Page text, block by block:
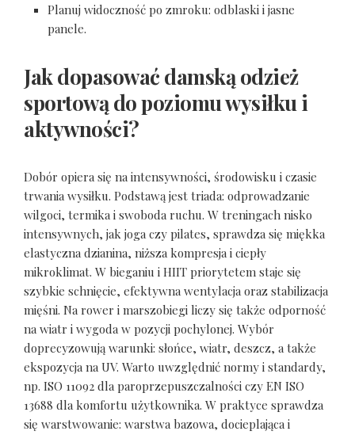
Planuj widoczność po zmroku: odblaski i jasne
panele.
Jak dopasować damską odzież
sportową do poziomu wysiłku i
aktywności?
Dobór opiera się na intensywności, środowisku i czasie
trwania wysiłku. Podstawą jest triada: odprowadzanie
wilgoci, termika i swoboda ruchu. W treningach nisko
intensywnych, jak joga czy pilates, sprawdza się miękka
elastyczna dzianina, niższa kompresja i ciepły
mikroklimat. W bieganiu i HIIT priorytetem staje się
szybkie schnięcie, efektywna wentylacja oraz stabilizacja
mięśni. Na rower i marszobiegi liczy się także odporność
na wiatr i wygoda w pozycji pochylonej. Wybór
doprecyzowują warunki: słońce, wiatr, deszcz, a także
ekspozycja na UV. Warto uwzględnić normy i standardy,
np. ISO 11092 dla paroprzepuszczalności czy EN ISO
13688 dla komfortu użytkownika. W praktyce sprawdza
się warstwowanie: warstwa bazowa, docieplająca i